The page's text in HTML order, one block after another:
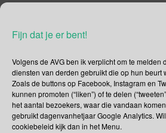
Fijn dat je er bent!
Volgens de AVG ben ik verplicht om te melden
diensten van derden gebruikt die op hun beurt
Zoals de buttons op Facebook, Instagram en
kunnen promoten (“liken”) of te delen
het aantal bezoekers, waar die vandaan
gebruikt dagenvanhetjaar Google Analytics.
cookiebeleid kijk dan in het Menu.
Waarom is geletterdheid zo
Een analfabeet of laaggeletterde heeft
in de maatschappij. Een forse
schrijven en/of rekenen. Waardoor het
computer of een smartphone moeilijk
De consequentie? Een grotere kans
daardoor afhankelijk te worden van